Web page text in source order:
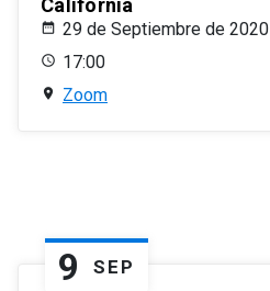
California
29 de Septiembre de 2020
17:00
Zoom
9 SEP